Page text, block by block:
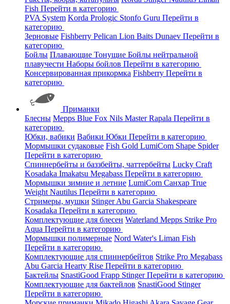
Fish Перейти в категорию
PVA System Korda Prologic Stonfo Guru Перейти в
категорию
Зерновые Fishberry Pelican Lion Baits Dunaev Перейти в
категорию
Бойлы Плавающие Тонущие Бойлы нейтральной
плавучести Наборы бойлов Перейти в категорию
Консервированная прикормка Fishberry Перейти в
категорию
Приманки
Блесны Mepps Blue Fox Nils MasterRapala Перейти в
категорию
Юбки, вабики Вабики Юбки Перейти в категорию
Мормышки судаковые Fish Gold LumiCom Shape Spider
Перейти в категорию
Спиннербейты и баззбейты, чаттербейты Lucky Craft
Kosadaka Imakatsu Megabass Перейти в категорию
Мормышки зимние и летние LumiCom Санхар True
Weight Nautilus Перейти в категорию
Стримеры, мушки StingerAbu Garcia Shakespeare
Kosadaka Перейти в категорию
Комплектующие для блесен Waterland Mepps Strike Pro
Aqua Перейти в категорию
Мормышки полимерные Nord Water's Liman Fish
Перейти в категорию
Комплектующие для спиннербейтов Strike Pro Megabass
Abu Garcia Hearty Rise Перейти в категорию
Бактейлы SnastiGood Frapp StingerПерейти в категорию
Комплектующие для бактейлов SnastiGood Stinger
Перейти в категорию